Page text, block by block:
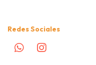
Redes Sociales